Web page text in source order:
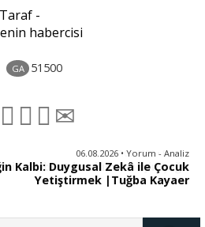
GA 51500
06.08.2026 • Yorum - Analiz
Kalbi: Duygusal Zekâ ile Çocuk
Yetiştirmek |Tuğba Kayaer